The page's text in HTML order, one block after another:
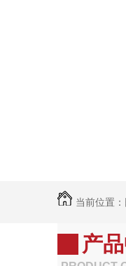
当前位置：
产